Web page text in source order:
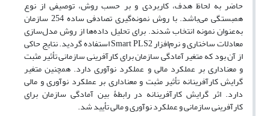
حاضر به لحاظ هدف، کاربردی و بر حسب روش، توصیفی از نوع
همبستگی می‌باشد. با روش نمونه‌گیری تصادفی ساده 254 سازمان
به‌عنوان نمونه انتخاب شدند. برای تحلیل داده‌ها از روش مدل‌سازی
معادلات ساختاری و نرم‌افزار Smart PLS2 استفاده گردید. نتایج حاکی
از آن بود که متغیر آمادگی سازمان برای کارآفرینی سازمانی تأثیر مثبت
و معناداری بر عملکرد مالی و عملکرد نوآوری دارد. همچنین متغیر
گرایش کارآفرینانه تأثیر مثبت و معناداری بر عملکرد نوآوری و مالی
دارد. اثر گرایش کارآفرینانه در رابطۀ بین آمادگی سازمان برای
کارآفرینی سازمانی و عملکرد نوآوری و مالی تأیید شد.